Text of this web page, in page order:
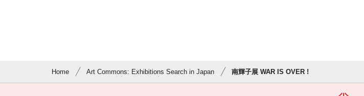
Home Art Commons: Exhibitions Search in Japan 南輝子展 WAR IS OVER !